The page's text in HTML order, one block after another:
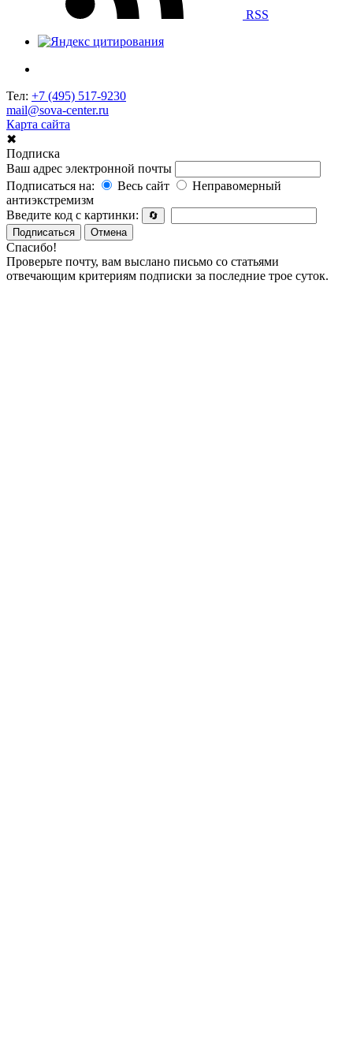
RSS
Тел: +7 (495) 517-9230
mail@sova-center.ru
Карта сайта
✖
Подписка
Ваш адрес электронной почты
Подписаться на:
Весь сайт
Неправомерный
антиэкстремизм
Введите код с картинки:
🔄
Подписаться
Отмена
Спасибо!
Проверьте почту, вам выслано письмо со статьями
отвечающим критериям подписки за последние трое суток.